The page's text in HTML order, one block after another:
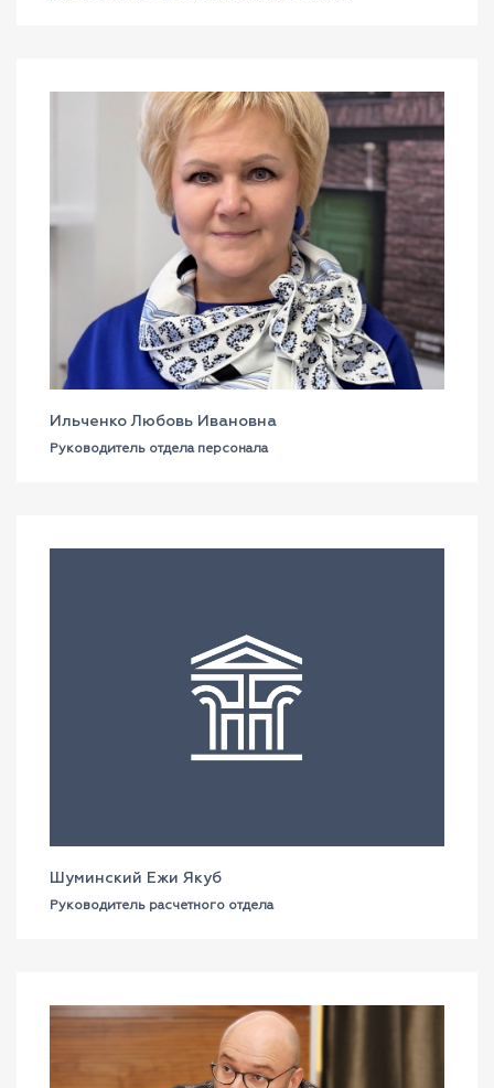
Ильченко Любовь Ивановна
Руководитель отдела персонала
Шуминский Ежи Якуб
Руководитель расчетного отдела